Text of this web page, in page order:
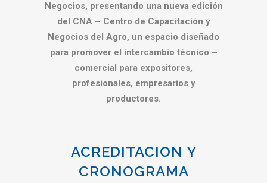
Negocios, presentando una nueva edición
del CNA – Centro de Capacitación y
Negocios del Agro, un espacio diseñado
para promover el intercambio técnico –
comercial para expositores,
profesionales, empresarios y
productores.
ACREDITACION Y
CRONOGRAMA